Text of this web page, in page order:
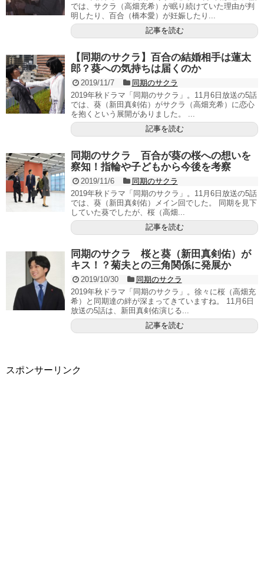
では、サクラ（高畑充希）が眠り続けていた理由が判
明したり、百合（橋本愛）が妊娠したり...
記事を読む
【同期のサクラ】百合の結婚相手は蓮太
郎？葵への気持ちは届くのか
2019/11/7
同期のサクラ
2019年秋ドラマ「同期のサクラ」。11月6日放送の5話
では、葵（新田真剣佑）がサクラ（高畑充希）に恋心
を抱くという展開がありました。 ...
記事を読む
同期のサクラ 百合が葵の桜への想いを
察知！指輪や子どもから今後を考察
2019/11/6
同期のサクラ
2019年秋ドラマ「同期のサクラ」。11月6日放送の5話
では、葵（新田真剣佑）メイン回でした。 同期を見下
していた葵でしたが、桜（高畑...
記事を読む
同期のサクラ 桜と葵（新田真剣佑）が
キス！？菊夫との三角関係に発展か
2019/10/30
同期のサクラ
2019年秋ドラマ「同期のサクラ」。徐々に桜（高畑充
希）と同期達の絆が深まってきていますね。 11月6日
放送の5話は、新田真剣佑演じる...
記事を読む
スポンサーリンク